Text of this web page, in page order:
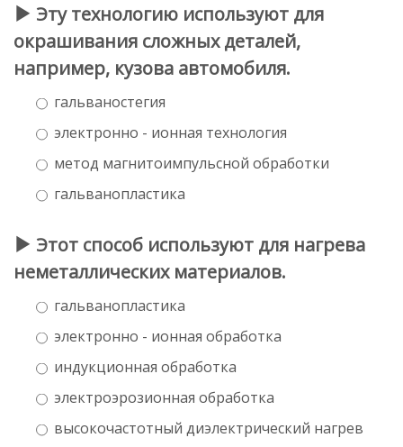
Эту технологию используют для
окрашивания сложных деталей,
например, кузова автомобиля.
гальваностегия
электронно - ионная технология
метод магнитоимпульсной обработки
гальванопластика
Этот способ используют для нагрева
неметаллических материалов.
гальванопластика
электронно - ионная обработка
индукционная обработка
электроэрозионная обработка
высокочастотный диэлектрический нагрев